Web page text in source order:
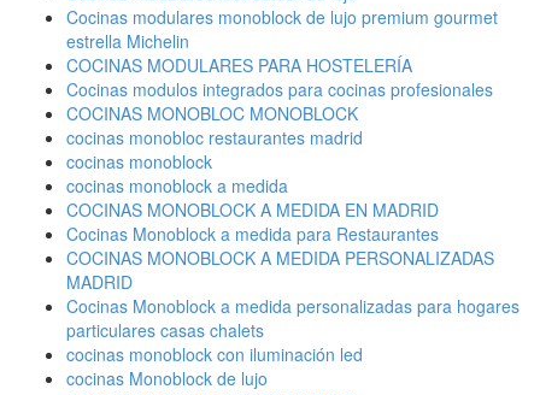
Cocinas modulares monoblock de lujo premium gourmet
estrella Michelin
COCINAS MODULARES PARA HOSTELERÍA
Cocinas modulos integrados para cocinas profesionales
COCINAS MONOBLOC MONOBLOCK
cocinas monobloc restaurantes madrid
cocinas monoblock
cocinas monoblock a medida
COCINAS MONOBLOCK A MEDIDA EN MADRID
Cocinas Monoblock a medida para Restaurantes
COCINAS MONOBLOCK A MEDIDA PERSONALIZADAS
MADRID
Cocinas Monoblock a medida personalizadas para hogares
particulares casas chalets
cocinas monoblock con iluminación led
cocinas Monoblock de lujo